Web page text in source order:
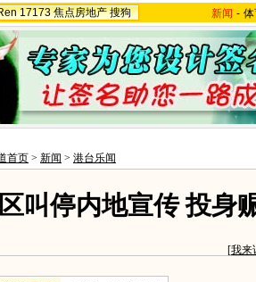
17173 焦点房地产 搜狗 新闻 -
首页 > 新闻 > 港台乐闻
叫停内地宣传 投身
[我来